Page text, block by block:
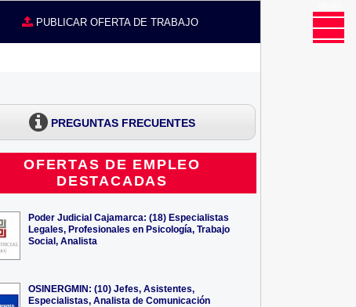
PUBLICAR OFERTA DE TRABAJO
PREGUNTAS FRECUENTES
OFERTAS DE EMPLEO
DESTACADAS
Poder Judicial Cajamarca: (18) Especialistas
Legales, Profesionales en Psicología, Trabajo
Social, Analista
OSINERGMIN: (10) Jefes, Asistentes,
Especialistas, Analista de Comunicación